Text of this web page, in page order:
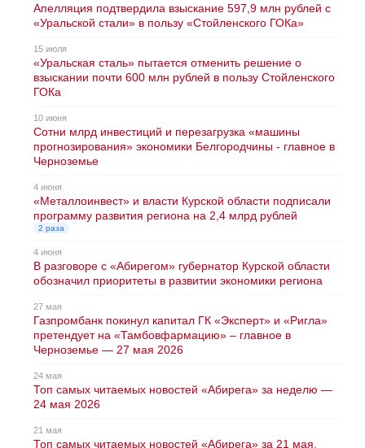
Апелляция подтвердила взыскание 597,9 млн рублей с
«Уральской стали» в пользу «Стойленского ГОКа»
15 июля
«Уральская сталь» пытается отменить решение о
взыскании почти 600 млн рублей в пользу Стойленского
ГОКа
10 июня
Сотни млрд инвестиций и перезагрузка «машины
прогнозирования» экономики Белгородчины - главное в
Черноземье
4 июня
«Металлоинвест» и власти Курской области подписали
программу развития региона на 2,4 млрд рублей
2 раза
4 июня
В разговоре с «Абирегом» губернатор Курской области
обозначил приоритеты в развитии экономики региона
27 мая
Газпромбанк покинул капитал ГК «Эксперт» и «Ригла»
претендует на «Тамбовфармацию» – главное в
Черноземье — 27 мая 2026
24 мая
Топ самых читаемых новостей «Абирега» за неделю —
24 мая 2026
21 мая
Топ самых читаемых новостей «Абирега» за 21 мая,